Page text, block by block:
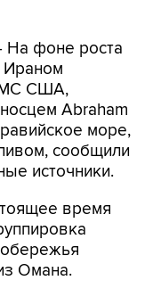
На фоне роста
США,
Abraham
море,
сообщили
источники.
время
Омана.